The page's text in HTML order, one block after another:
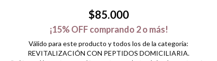
$85.000
¡15% OFF comprando 2 o más!
Válido para este producto y todos los de la categoría:
REVITALIZACIÓN CON PEPTIDOS DOMICILIARIA.